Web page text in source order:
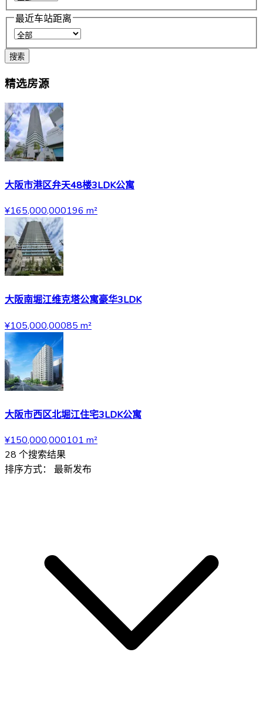
最近车站距离
搜索
精选房源
大阪市港区弁天48楼3LDK公寓
¥165,000,000196 m²
大阪南堀江维克塔公寓豪华3LDK
¥105,000,00085 m²
大阪市西区北堀江住宅3LDK公寓
¥150,000,000101 m²
28 个搜索结果
排序方式：
最新发布